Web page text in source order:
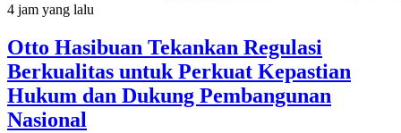
4 jam yang lalu
Otto Hasibuan Tekankan Regulasi
Berkualitas untuk Perkuat Kepastian
Hukum dan Dukung Pembangunan
Nasional